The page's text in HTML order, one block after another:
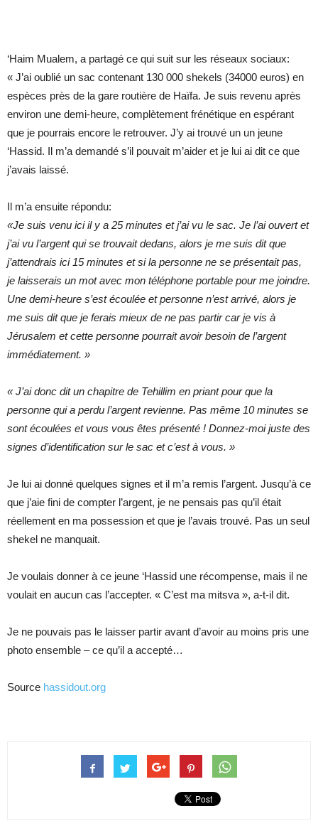
‘Haim Mualem, a partagé ce qui suit sur les réseaux sociaux:
« J’ai oublié un sac contenant 130 000 shekels (34000 euros) en
espèces près de la gare routière de Haïfa. Je suis revenu après
environ une demi-heure, complètement frénétique en espérant
que je pourrais encore le retrouver. J’y ai trouvé un un jeune
‘Hassid. Il m’a demandé s’il pouvait m’aider et je lui ai dit ce que
j’avais laissé.
Il m’a ensuite répondu:
«Je suis venu ici il y a 25 minutes et j’ai vu le sac. Je l’ai ouvert et
j’ai vu l’argent qui se trouvait dedans, alors je me suis dit que
j’attendrais ici 15 minutes et si la personne ne se présentait pas,
je laisserais un mot avec mon téléphone portable pour me joindre.
Une demi-heure s’est écoulée et personne n’est arrivé, alors je
me suis dit que je ferais mieux de ne pas partir car je vis à
Jérusalem et cette personne pourrait avoir besoin de l’argent
immédiatement. »
« J’ai donc dit un chapitre de Tehillim en priant pour que la
personne qui a perdu l’argent revienne. Pas même 10 minutes se
sont écoulées et vous vous êtes présenté ! Donnez-moi juste des
signes d’identification sur le sac et c’est à vous. »
Je lui ai donné quelques signes et il m’a remis l’argent. Jusqu’à ce
que j’aie fini de compter l’argent, je ne pensais pas qu’il était
réellement en ma possession et que je l’avais trouvé. Pas un seul
shekel ne manquait.
Je voulais donner à ce jeune ‘Hassid une récompense, mais il ne
voulait en aucun cas l’accepter. « C’est ma mitsva », a-t-il dit.
Je ne pouvais pas le laisser partir avant d’avoir au moins pris une
photo ensemble – ce qu’il a accepté…
Source hassidout.org